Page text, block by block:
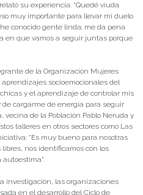
su experiencia: “Quedé viuda
muy importante para llevar mi duelo
conocido gente linda; me da pena
en que vamos a seguir juntas porque
de la Organización Mujeres
socioemocionales del
y el aprendizaje de controlar mis
cargarme de energía para seguir
vecina de la Población Pablo Neruda y
talleres en otros sectores como Las
“Es muy bueno para nosotras
nos identificamos con los
investigación, las organizaciones
en el desarrollo del Ciclo de